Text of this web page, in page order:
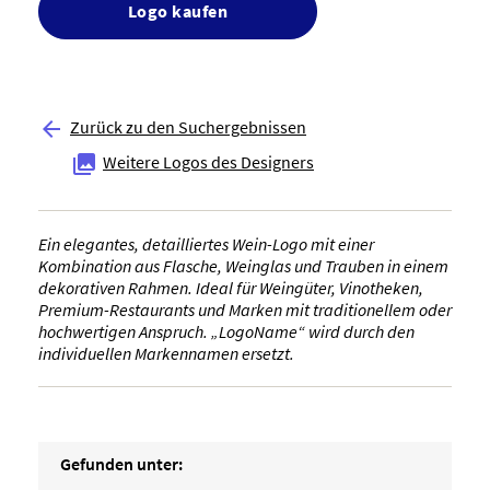
Logo kaufen
 Zurück zu den Suchergebnissen
 Weitere Logos des Designers
Ein elegantes, detailliertes Wein-Logo mit einer
Kombination aus Flasche, Weinglas und Trauben in einem
dekorativen Rahmen. Ideal für Weingüter, Vinotheken,
Premium-Restaurants und Marken mit traditionellem oder
hochwertigen Anspruch. „LogoName“ wird durch den
individuellen Markennamen ersetzt.
Gefunden unter: